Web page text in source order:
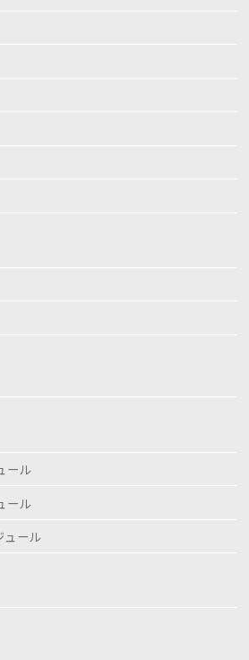
ール
ール
ュール